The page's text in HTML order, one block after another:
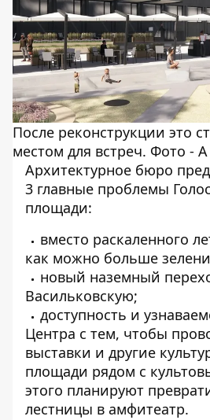
После реконструкции это
местом для встреч. Фото -
Архитектурное бюро
3 главные проблемы
площади:
вместо раскаленного
как можно больше
новый наземный
Васильковскую;
доступность и
Центра с тем, чтобы
выставки и другие
площади рядом с
этого планируют
лестницы в амфитеатр.